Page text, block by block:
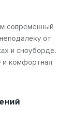
современный
от
и сноуборде.
и комфортная